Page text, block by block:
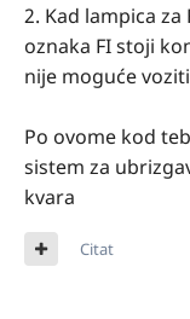
2. Kad lampica
oznaka FI stoji
nije moguće
Po ovome kod
sistem za
kvara
Citat